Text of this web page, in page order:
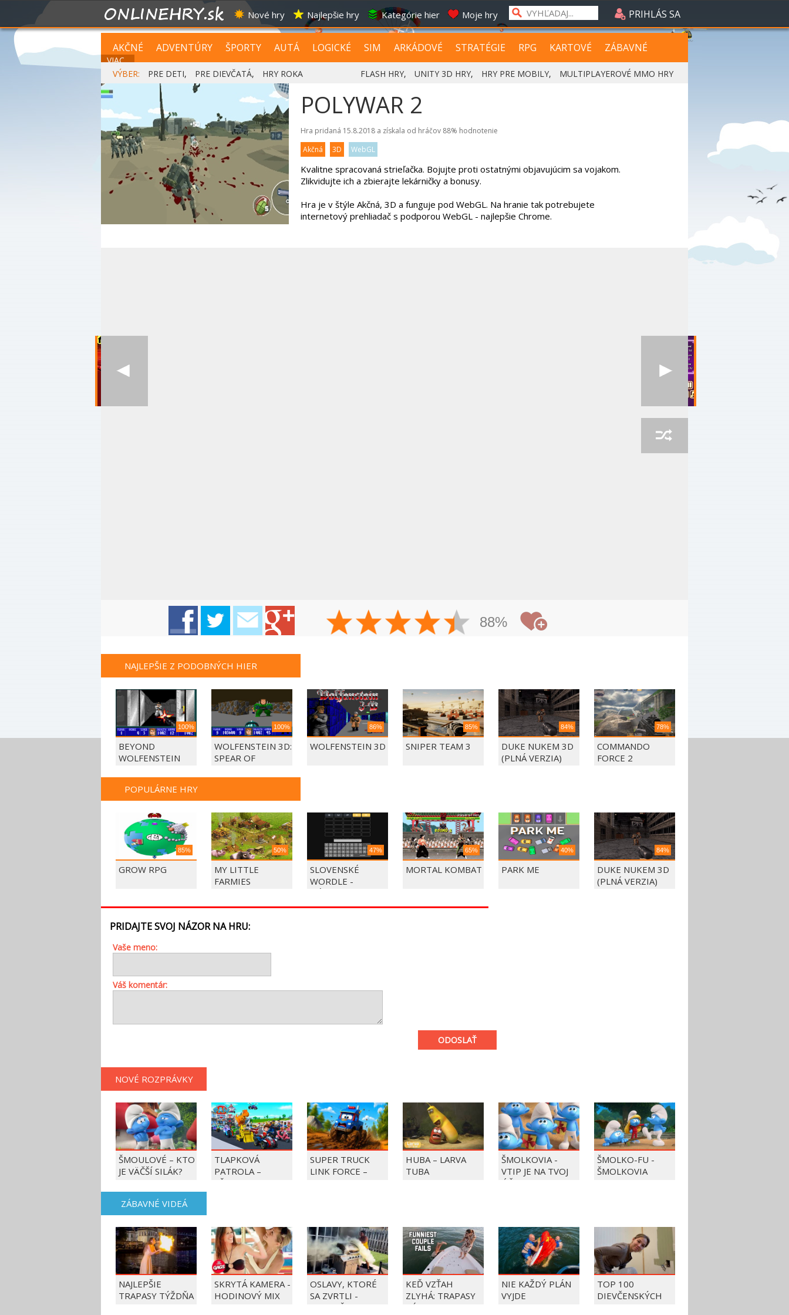
Nové hry Najlepšie hry Kategórie hier Moje hry PRIHLÁS SA
AKČNÉ ADVENTÚRY ŠPORTY AUTÁ LOGICKÉ SIM ARKÁDOVÉ STRATÉGIE RPG KARTOVÉ ZÁBAVNÉ
VIAC...
VÝBER:
PRE DETI, PRE DIEVČATÁ, HRY ROKA FLASH HRY, UNITY 3D HRY, HRY PRE MOBILY, MULTIPLAYEROVÉ MMO HRY
POLYWAR 2
Hra pridaná 15.8.2018 a získala od hráčov 88% hodnotenie
Akčná
3D WebGL
Kvalitne spracovaná strieľačka. Bojujte proti ostatnými objavujúcim sa vojakom.
Zlikvidujte ich a zbierajte lekárničky a bonusy.
Hra je v štýle Akčná, 3D a funguje pod WebGL. Na hranie tak potrebujete
internetový prehliadač s podporou WebGL - najlepšie Chrome.
88%
NAJLEPŠIE Z PODOBNÝCH HIER
100%
BEYOND
WOLFENSTEIN
100%
WOLFENSTEIN 3D:
SPEAR OF
86%
WOLFENSTEIN 3D
85%
SNIPER TEAM 3
84%
DUKE NUKEM 3D
(PLNÁ VERZIA)
78%
COMMANDO
FORCE 2
POPULÁRNE HRY
85%
GROW RPG
50%
MY LITTLE
FARMIES
47%
SLOVENSKÉ
WORDLE -
65%
MORTAL KOMBAT
40%
PARK ME
84%
DUKE NUKEM 3D
(PLNÁ VERZIA)
PRIDAJTE SVOJ NÁZOR NA HRU:
Vaše meno:
Váš komentár:
ODOSLAŤ
NOVÉ ROZPRÁVKY
ŠMOULOVÉ – KTO
JE VÄČŠÍ SILÁK?
TLAPKOVÁ
PATROLA –
VŠETKY LABKY DO
SUPER TRUCK
LINK FORCE –
HUBA – LARVA
TUBA
ŠMOLKOVIA -
VTIP JE NA TVOJ
ÚČET
ŠMOLKO-FU -
ŠMOLKOVIA
ZÁBAVNÉ VIDEÁ
NAJLEPŠIE
TRAPASY TÝŽDŇA
SKRYTÁ KAMERA -
HODINOVÝ MIX
OSLAVY, KTORÉ
SA ZVRTLI -
NAJLEPŠIE
KEĎ VZŤAH
ZLYHÁ: TRAPASY
PÁROV
NIE KAŽDÝ PLÁN
VYJDE
TOP 100
DIEVČENSKÝCH